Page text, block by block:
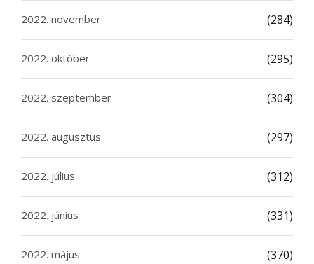
2022. november (284)
2022. október (295)
2022. szeptember (304)
2022. augusztus (297)
2022. július (312)
2022. június (331)
2022. május (370)